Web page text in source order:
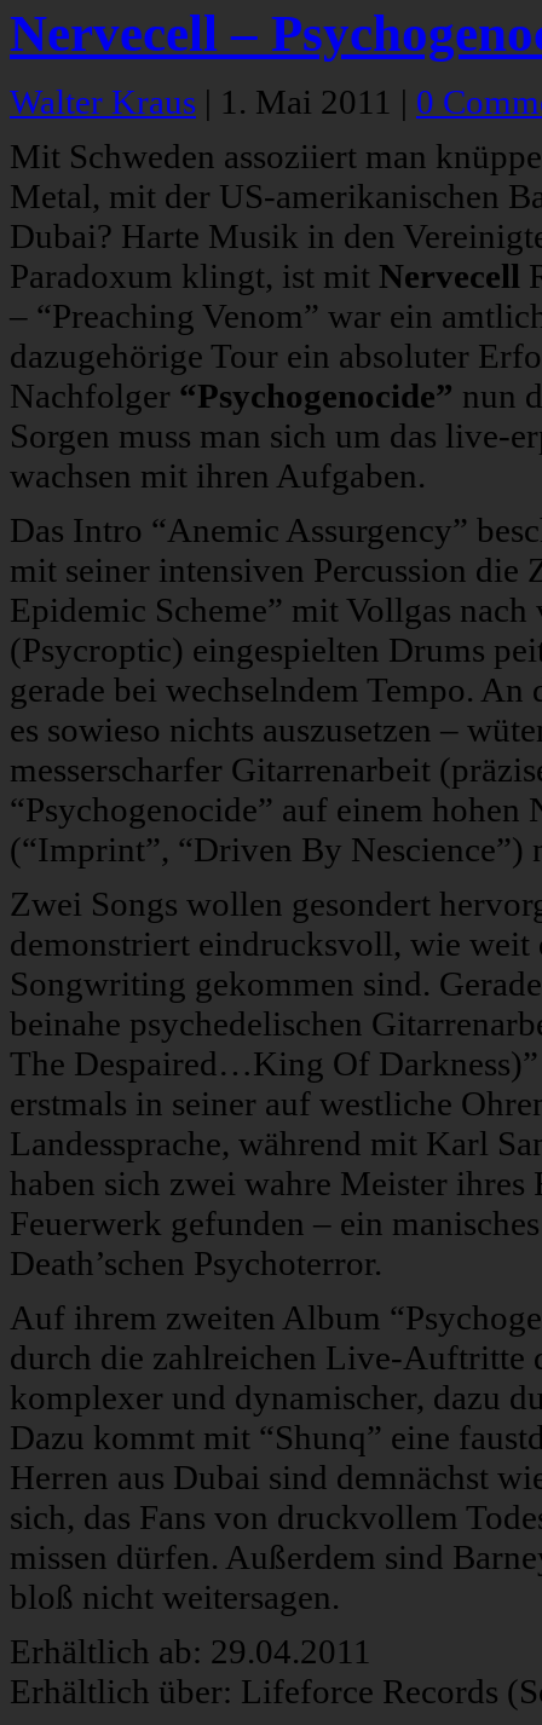
Nervecell –
Walter Kraus | 1. Mai 2011 | 0
Mit Schweden assoziiert man
Metal, mit der US-amerikanischen
Dubai? Harte Musik in den
Paradoxum klingt, ist mit Nervecell
– “Preaching Venom” war ein
dazugehörige Tour ein absoluter
Nachfolger “Psychogenocide” nun
Sorgen muss man sich um das live-
wachsen mit ihren Aufgaben.
Das Intro “Anemic Assurgency”
mit seiner intensiven Percussion
Epidemic Scheme” mit Vollgas
(Psycroptic) eingespielten Drums
gerade bei wechselndem Tempo. An
es sowieso nichts auszusetzen –
messerscharfer Gitarrenarbeit
“Psychogenocide” auf einem hohen
(“Imprint”, “Driven By Nescience”)
Zwei Songs wollen gesondert
demonstriert eindrucksvoll, wie
Songwriting gekommen sind.
beinahe psychedelischen
The Despaired…King Of Darkness)”
erstmals in seiner auf westliche
Landessprache, während mit Karl
haben sich zwei wahre Meister
Feuerwerk gefunden – ein
Death’schen Psychoterror.
Auf ihrem zweiten Album
durch die zahlreichen Live-Auftritte
komplexer und dynamischer, dazu
Dazu kommt mit “Shunq” eine
Herren aus Dubai sind demnächst
sich, das Fans von druckvollem
missen dürfen. Außerdem sind
bloß nicht weitersagen.
Erhältlich ab: 29.04.2011
Erhältlich über: Lifeforce Records